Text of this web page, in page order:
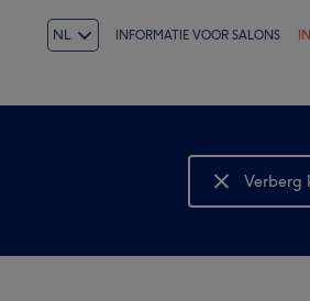
NL INFORMATIE VOOR SALONS
Verberg
Bekijk